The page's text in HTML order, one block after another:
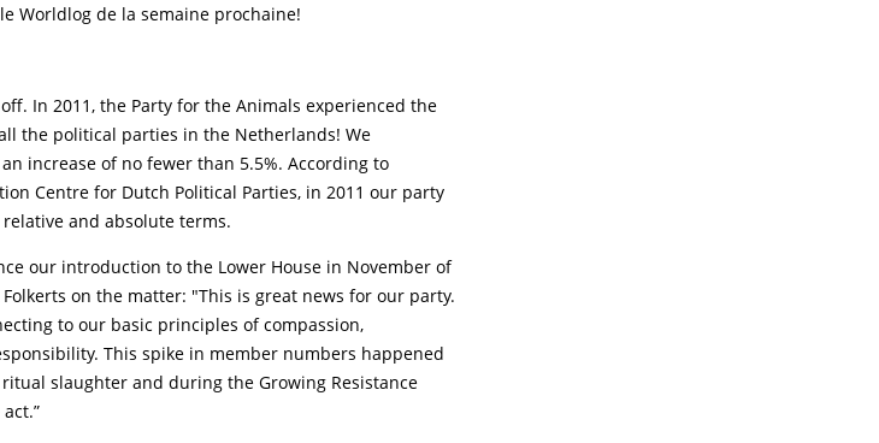
Worldlog de la semaine prochaine!
In 2011, the Party for the Animals experienced the
the political parties in the Netherlands! We
increase of no fewer than 5.5%. According to
Centre for Dutch Political Parties, in 2011 our party
and absolute terms.
our introduction to the Lower House in November of
on the matter: "This is great news for our party.
to our basic principles of compassion,
This spike in member numbers happened
slaughter and during the Growing Resistance